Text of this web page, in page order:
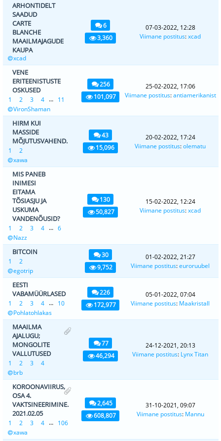
ARHONTIDELT
SAADUD
CARTE
BLANCHE
MAAILMAJAGUDE
KAUPA
xcad
6
3,360
07-03-2022, 12:28
Viimane postitus:xcad
VENE
ERITEENISTUSTE
OSKUSED
1 2 3 4 ... 11
VironShaman
256
101,097
25-02-2022, 17:06
Viimane postitus:antiamerikanist
HIRM KUI
MASSIDE
MÕJUTUSVAHEND.
1
2
xawa
43
15,096
20-02-2022, 17:24
Viimane postitus:olematu
MIS PANEB
INIMESI
EITAMA
TÕSIASJU JA
USKUMA
VANDENÕUSID?
1 2 3 4 ... 6
Nazz
130
50,827
15-02-2022, 12:24
Viimane postitus:xcad
BITCOIN
1
2
egotrip
30
9,752
01-02-2022, 21:27
Viimane postitus:euroruubel
EESTI
VABAMÜÜRLASED
1 2 3 4 ... 10
Pohlatohlakas
226
172,977
05-01-2022, 07:04
Viimane postitus: Maakristall
MAAILMA
AJALUGU;
MONGOLITE
VALLUTUSED
1 2 3
4
brb
77
46,294
24-12-2021, 20:13
Viimane postitus: Lynx Titan
KOROONAVIIRUS,
OSA 4.
VAKTSINEERIMINE.
2021.02.05
1 2 3 4 ... 106
xawa
2,645
608,807
31-10-2021, 09:07
Viimane postitus: Mannu